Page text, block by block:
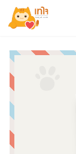
รู้จักเทใจ
เกี่ยวกับเรา
ผู้บริจาค
การลดหย่อนภาษี
แฟนคลับศิลปิน